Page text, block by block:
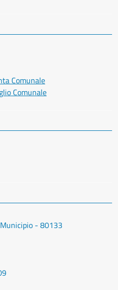
Comunale
Comunale
Municipio - 80133